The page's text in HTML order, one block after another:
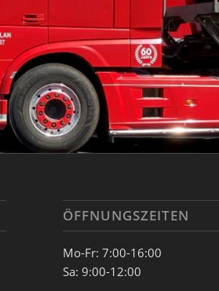
ÖFFNUNGSZEITEN
Mo-Fr: 7:00-16:00
Sa: 9:00-12:00